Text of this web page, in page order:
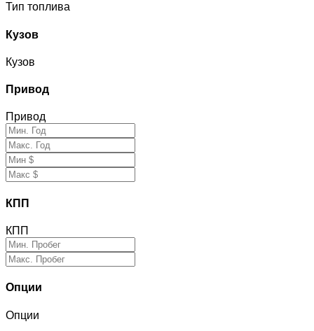
Тип топлива
Кузов
Кузов
Привод
Привод
КПП
КПП
Опции
Опции